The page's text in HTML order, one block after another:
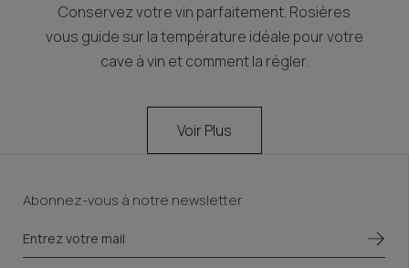
Conservez votre vin parfaitement. Rosières
vous guide sur la température idéale pour votre
cave à vin et comment la régler.
Voir Plus
Abonnez-vous à notre newsletter